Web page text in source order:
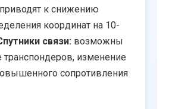
к снижению
координат на 10-
связи: возможны
транспондеров, изменение
сопротивления